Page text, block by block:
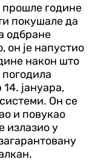
прошле године
покушале да
одбране
он је напустио
након што
погодила
јануара,
Он се
и повукао
излазио у